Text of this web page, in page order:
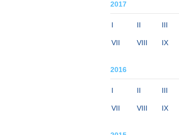
2017
I II III
VII VIII IX
2016
I II III
VII VIII IX